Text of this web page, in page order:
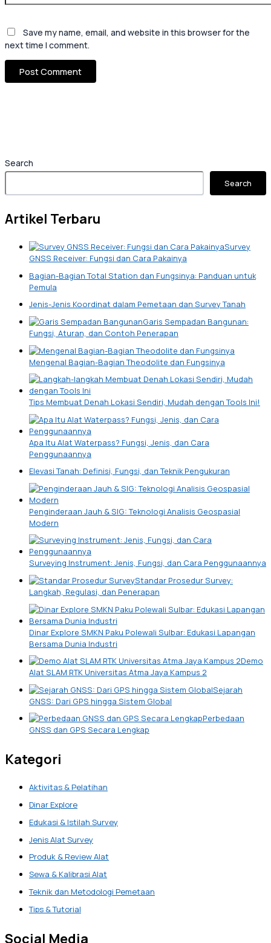
Search
Search
Artikel Terbaru
Survey
GNSS Receiver: Fungsi dan Cara Pakainya
Bagian-Bagian Total Station dan Fungsinya: Panduan untuk
Pemula
Jenis-Jenis Koordinat dalam Pemetaan dan Survey Tanah
Garis Sempadan Bangunan:
Fungsi, Aturan, dan Contoh Penerapan
Mengenal Bagian-Bagian Theodolite dan Fungsinya
Tips Membuat Denah Lokasi Sendiri, Mudah dengan Tools Ini!
Apa Itu Alat Waterpass? Fungsi, Jenis, dan Cara
Penggunaannya
Elevasi Tanah: Definisi, Fungsi, dan Teknik Pengukuran
Penginderaan Jauh & SIG: Teknologi Analisis Geospasial
Modern
Surveying Instrument: Jenis, Fungsi, dan Cara Penggunaannya
Standar Prosedur Survey:
Langkah, Regulasi, dan Penerapan
Dinar Explore SMKN Paku Polewali Sulbar: Edukasi Lapangan
Bersama Dunia Industri
Demo
Alat SLAM RTK Universitas Atma Jaya Kampus 2
Sejarah
GNSS: Dari GPS hingga Sistem Global
Perbedaan
GNSS dan GPS Secara Lengkap
Kategori
Aktivitas & Pelatihan
Dinar Explore
Edukasi & Istilah Survey
Jenis Alat Survey
Produk & Review Alat
Sewa & Kalibrasi Alat
Teknik dan Metodologi Pemetaan
Tips & Tutorial
Social Media
Save my name, email, and website in this browser for the
next time I comment.